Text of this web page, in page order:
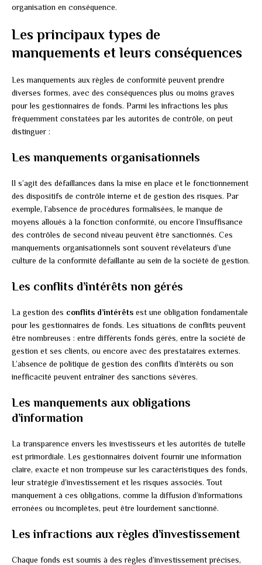
organisation en conséquence.
Les principaux types de
manquements et leurs conséquences
Les manquements aux règles de conformité peuvent prendre
diverses formes, avec des conséquences plus ou moins graves
pour les gestionnaires de fonds. Parmi les infractions les plus
fréquemment constatées par les autorités de contrôle, on peut
distinguer :
Les manquements organisationnels
Il s’agit des défaillances dans la mise en place et le fonctionnement
des dispositifs de contrôle interne et de gestion des risques. Par
exemple, l’absence de procédures formalisées, le manque de
moyens alloués à la fonction conformité, ou encore l’insuffisance
des contrôles de second niveau peuvent être sanctionnés. Ces
manquements organisationnels sont souvent révélateurs d’une
culture de la conformité défaillante au sein de la société de gestion.
Les conflits d’intérêts non gérés
La gestion des conflits d’intérêts est une obligation fondamentale
pour les gestionnaires de fonds. Les situations de conflits peuvent
être nombreuses : entre différents fonds gérés, entre la société de
gestion et ses clients, ou encore avec des prestataires externes.
L’absence de politique de gestion des conflits d’intérêts ou son
inefficacité peuvent entraîner des sanctions sévères.
Les manquements aux obligations
d’information
La transparence envers les investisseurs et les autorités de tutelle
est primordiale. Les gestionnaires doivent fournir une information
claire, exacte et non trompeuse sur les caractéristiques des fonds,
leur stratégie d’investissement et les risques associés. Tout
manquement à ces obligations, comme la diffusion d’informations
erronées ou incomplètes, peut être lourdement sanctionné.
Les infractions aux règles d’investissement
Chaque fonds est soumis à des règles d’investissement précises,